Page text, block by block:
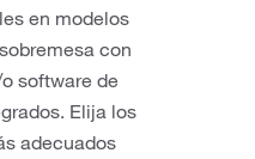
en modelos
con
software de
Elija los
adecuados